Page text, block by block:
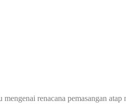
renacana pemasangan atap